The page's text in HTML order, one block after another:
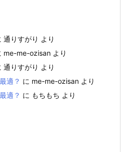
通りすがり より
me-me-ozisan より
通りすがり より
適？ に me-me-ozisan より
適？ に もちもち より